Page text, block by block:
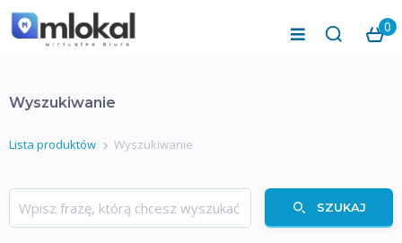
0
Wyszukiwanie
Lista produktów Wyszukiwanie
SZUKAJ